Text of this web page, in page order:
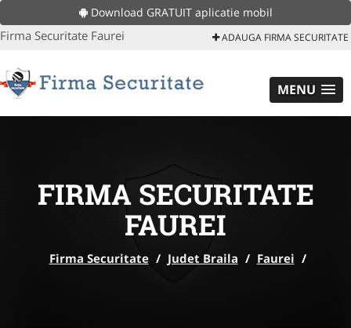
Download GRATUIT aplicatie mobil
Firma Securitate Faurei ADAUGA FIRMA SECURITATE
MENU
FIRMA SECURITATE
FAUREI
Firma Securitate / Judet Braila / Faurei /